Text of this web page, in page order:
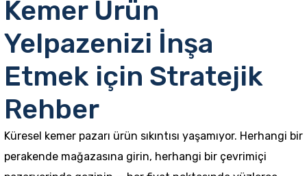
Kemer Ürün
Yelpazenizi İnşa
Etmek için Stratejik
Rehber
Küresel kemer pazarı ürün sıkıntısı yaşamıyor. Herhangi bir
perakende mağazasına girin, herhangi bir çevrimiçi